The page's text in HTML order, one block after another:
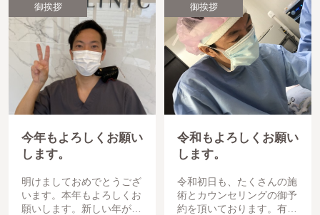
御挨拶
今年もよろしくお願い
します。
明けましておめでとうござ
います。本年もよろしくお
願いします。新しい年が始
御挨拶
令和もよろしくお願い
します。
令和初日も、たくさんの施
術とカウンセリングの御予
約を頂いております。有難